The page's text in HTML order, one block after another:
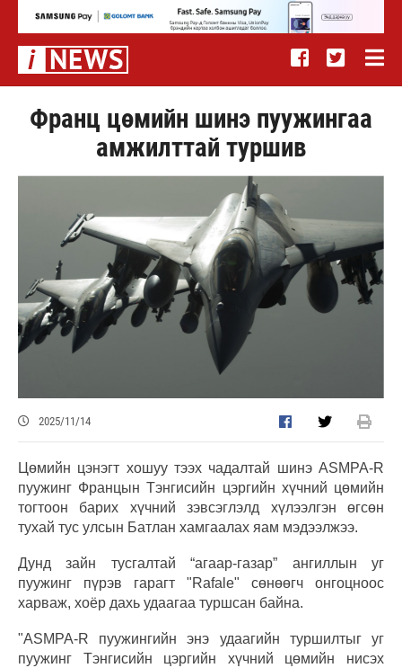
Франц цөмийн шинэ пуужингаа
амжилттай туршив
2025/11/14
Цөмийн цэнэгт хошуу тээх чадалтай шинэ ASMPA-R
пуужинг Францын Тэнгисийн цэргийн хүчний цөмийн
тогтоон барих хүчний зэвсэглэлд хүлээлгэн өгсөн
тухай тус улсын Батлан хамгаалах яам мэдээлжээ.
Дунд зайн тусгалтай “агаар-газар” ангиллын уг
пуужинг пүрэв гарагт "Rafale" сөнөөгч онгоцноос
харваж, хоёр дахь удаагаа туршсан байна.
"ASMPA-R пуужингийн энэ удаагийн туршилтыг уг
пуужинг Тэнгисийн цэргийн хүчний цөмийн нисэх